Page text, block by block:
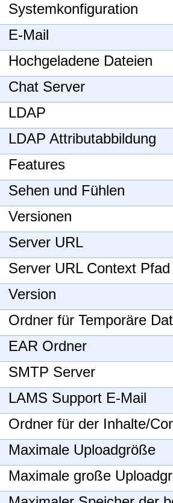
Systemkonfiguration
E-Mail
Hochgeladene Dateien
Chat Server
LDAP
LDAP Attributabbildung
Features
Sehen und Fühlen
Versionen
Server URL
Server URL Context Pfad
Version
Ordner für Temporäre
EAR Ordner
SMTP Server
LAMS Support E-Mail
Ordner für der Inhalte/
Maximale Uploadgröße
Maximale große